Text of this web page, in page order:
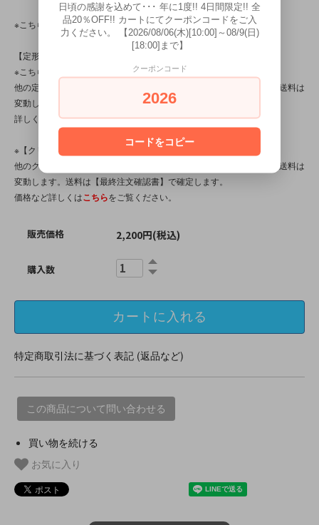
※こちらの商品は、中古・ヴィンテージ品です。
【定形外対応商品】
※こちらの商品は【サイズ規格内・(2)～100gまで】です。
他の定形外対応商品と複数購入される場合は、サイズや重量によって送料は
変動します。送料は【最終注文確認書】で確定します。
詳しくは
こちらをご覧ください。
※【クリックポスト対応商品】です。(※ポスト⇔ポスト投函です)
他のクリックポスト対応商品と複数購入される場合は、厚みによって送料は
変動します。送料は【最終注文確認書】で確定します。
価格など詳しくはこちらをご覧ください。
販売価格 2,200円(税込)
購入数
特定商取引法に基づく表記 (返品など)
この商品について問い合わせる
買い物を続ける
お気に入り
日頃の感謝を込めて･･･ 年に1度!! 4日間限定!! 全
品20％OFF!! カートにてクーポンコードをご入
力ください。 【2026/08/06(木)[10:00]～08/9(日)
[18:00]まで】
クーポンコード
2026
コードをコピー